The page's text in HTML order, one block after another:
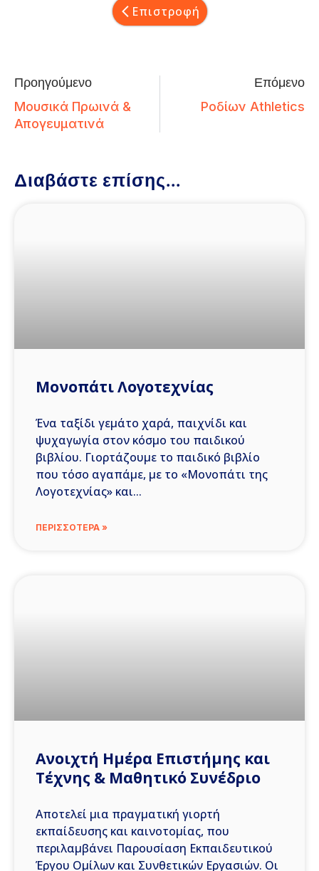
Επιστροφή
Προηγούμενο
Μουσικά Πρωινά &
Απογευματινά
Επόμενο
Ροδίων Athletics
Διαβάστε επίσης...
Μονοπάτι Λογοτεχνίας
Ένα ταξίδι γεμάτο χαρά, παιχνίδι και
ψυχαγωγία στον κόσμο του παιδικού
βιβλίου. Γιορτάζουμε το παιδικό βιβλίο
που τόσο αγαπάμε, με το «Μονοπάτι της
Λογοτεχνίας» και
ΠΕΡΙΣΣΟΤΕΡΑ »
Ανοιχτή Ημέρα Επιστήμης και
Τέχνης & Μαθητικό Συνέδριο
Αποτελεί μια πραγματική γιορτή
εκπαίδευσης και καινοτομίας, που
περιλαμβάνει Παρουσίαση Εκπαιδευτικού
Έργου Ομίλων και Συνθετικών Εργασιών. Οι